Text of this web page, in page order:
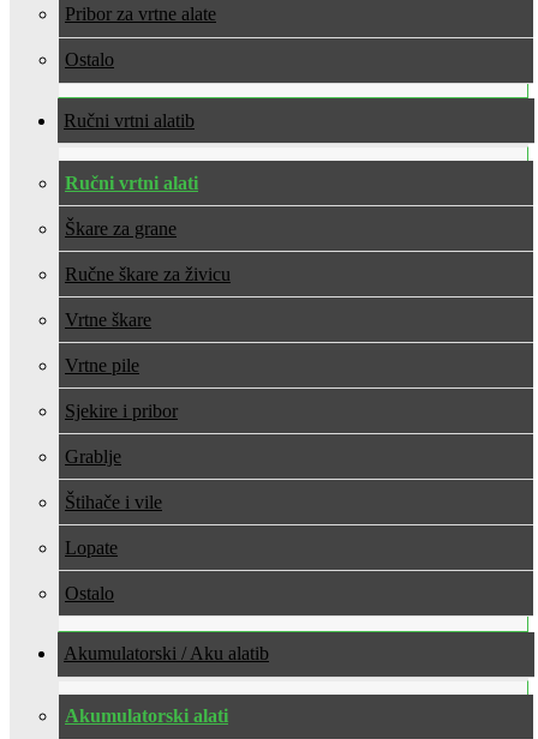
Pribor za vrtne alate
Ostalo
Ručni vrtni alati
Ručni vrtni alati
Škare za grane
Ručne škare za živicu
Vrtne škare
Vrtne pile
Sjekire i pribor
Grablje
Štihače i vile
Lopate
Ostalo
Akumulatorski / Aku alati
Akumulatorski alati